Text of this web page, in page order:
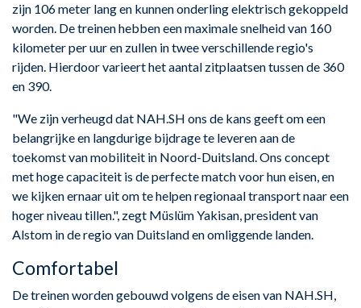
zijn 106 meter lang en kunnen onderling elektrisch gekoppeld
worden. De treinen hebben een maximale snelheid van 160
kilometer per uur en zullen in twee verschillende regio's
rijden. Hierdoor varieert het aantal zitplaatsen tussen de 360
en 390.
"We zijn verheugd dat NAH.SH ons de kans geeft om een
belangrijke en langdurige bijdrage te leveren aan de
toekomst van mobiliteit in Noord-Duitsland. Ons concept
met hoge capaciteit is de perfecte match voor hun eisen, en
we kijken ernaar uit om te helpen regionaal transport naar een
hoger niveau tillen.", zegt Müslüm Yakisan, president van
Alstom in de regio van Duitsland en omliggende landen.
Comfortabel
De treinen worden gebouwd volgens de eisen van NAH.SH,